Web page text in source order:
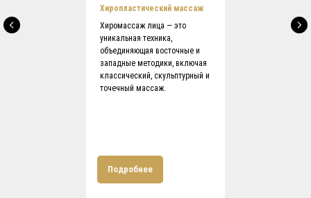
Хиропластический массаж
Хиромассаж лица — это
уникальная техника,
объединяющая восточные и
западные методики, включая
классический, скульптурный и
точечный массаж.
Подробнее